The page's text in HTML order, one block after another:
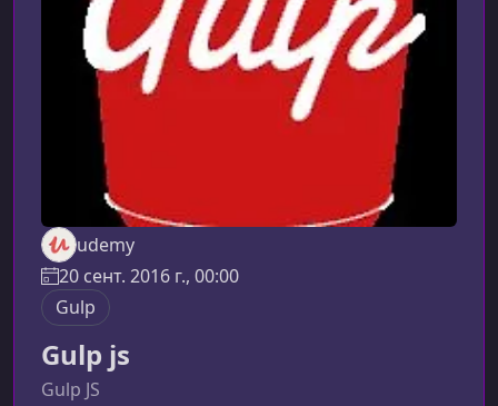
udemy
20 сент. 2016 г., 00:00
Gulp
Gulp js
Gulp JS